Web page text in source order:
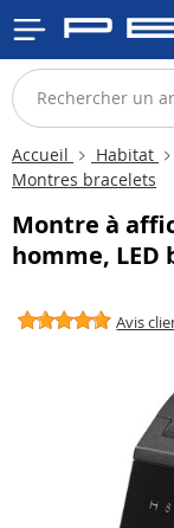
Accueil Habitat
Montres bracelets
Montre à
homme, LED
Avis